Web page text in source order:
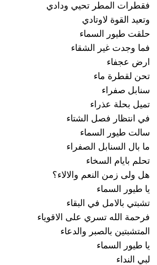
فقطرات المطر تحيي ودادي
وتعيد القوة لاوتادي
حلقت طيور السماء
فما وجدت غير الشقاء
ارض عجفاء
تحن لقطرة ماء
سنابل صفراء
تميل بحلة عذراء
في انتظار فصل الشتاء
سالت طيور السماء
ما بال السنابل الصفراء
تحلم بايام السخاء
هل ولى زمن النعم والالاء؟
يا طيور السماء
تشبتي بالامل في البقاء
فرحمة الله تسري على الاقوياء
المتشبتين بالصبر والدعاء
يا طيور السماء
لبي النداء